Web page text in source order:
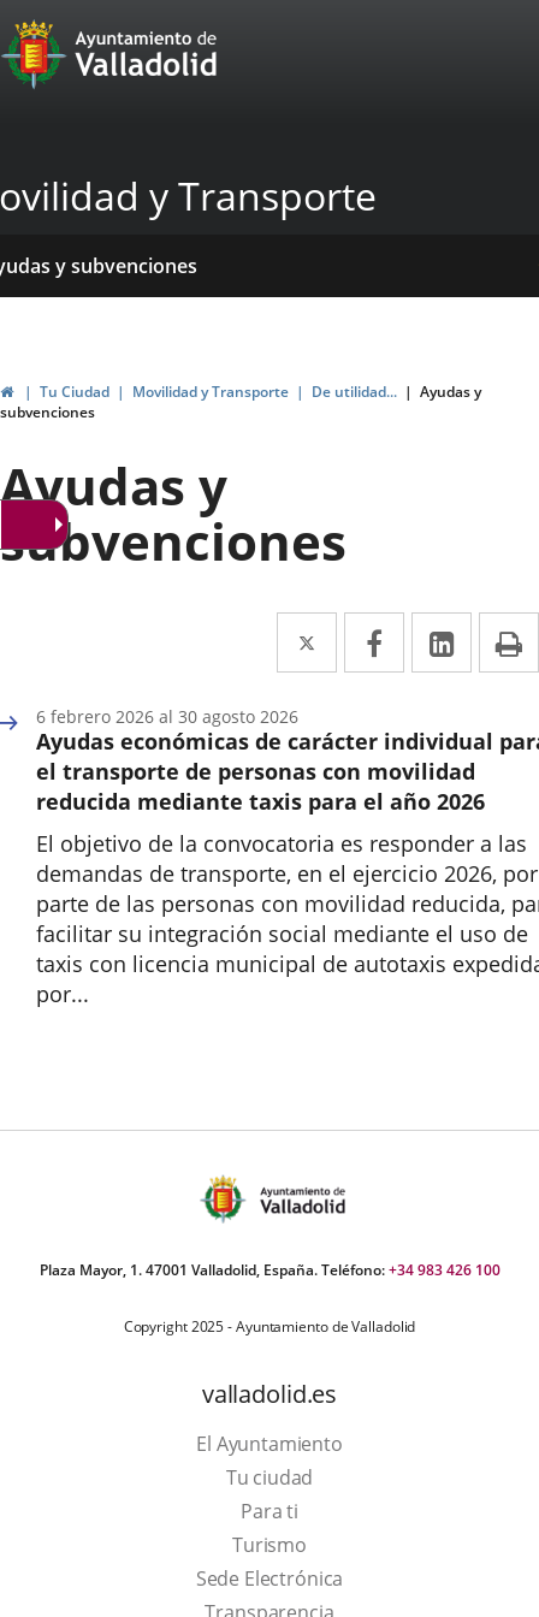
Portal
Web
Ayuntamiento
de
Valladolid
y Transporte
y subvenciones
HomeTu Ciudad Movilidad y Transporte De utilidad...
Ayudas y
subvenciones
Ayudas y
subvenciones
Twitter
Enlace
a
aplicación
externa.
Facebook
Enlace
a
aplicación
externa.
Enlace
a
Ayudas económicas de carácter individual
el transporte de personas con movilidad
reducida mediante taxis para el año 2026
El objetivo de la convocatoria es responder a las
demandas de transporte, en el ejercicio 2026, por
parte de las personas con movilidad reducida,
facilitar su integración social mediante el uso de
taxis con licencia municipal de autotaxis
por...
6 febrero 2026 al 30 agosto 2026
Plaza Mayor, 1. 47001 Valladolid, España. Teléfono:+34 983 426 100
Copyright 2025 - Ayuntamiento de Valladolid
valladolid.es
El Ayuntamiento
Tu ciudad
Para ti
TurismoThis
link
will
Sede Electrónica